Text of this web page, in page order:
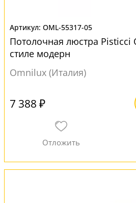
OML-55317-05
Потолочная люстра Pisticci
стиле модерн
Omnilux (Италия)
7 388 ₽